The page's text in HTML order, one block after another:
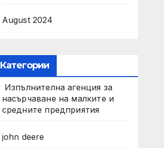
August 2024
Категории
Изпълнителна агенция за
насърчаване на малките и
средните предприятия
john deere